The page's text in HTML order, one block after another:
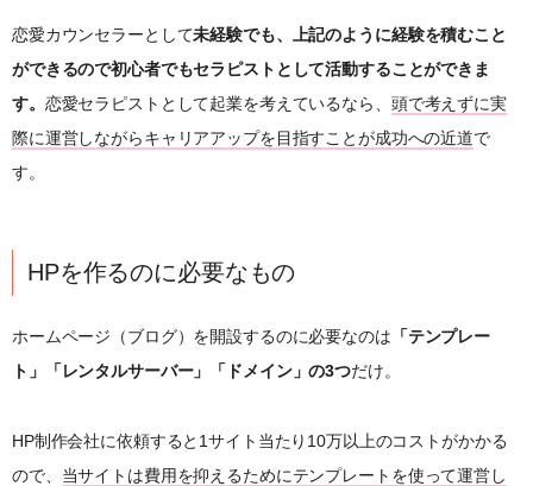
恋愛カウンセラーとして未経験でも、上記のように経験を積むこと
ができるので初心者でもセラピストとして活動することができま
す。 恋愛セラピストとして起業を考えているなら、 頭で考えずに実
際に運営しながらキャリアアップを目指すことが成功への近道で
す。
HPを作るのに必要なもの
ホームページ（ブログ）を開設するのに必要なのは 「テンプレー
ト」「レンタルサーバー」「ドメイン」の3つだけ。
HP制作会社に依頼すると1サイト当たり10万以上のコストがかかる
ので、 当サイトは費用を抑えるためにテンプレートを使って運営し